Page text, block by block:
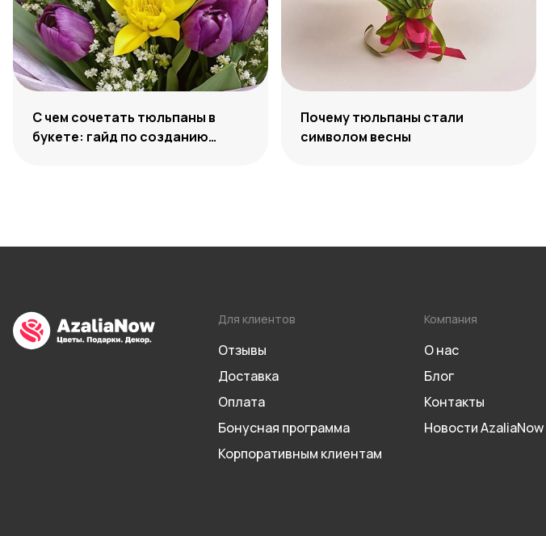
С чем сочетать тюльпаны в
букете: гайд по созданию
Почему тюльпаны стали
символом весны
Для клиентов
Отзывы
Доставка
Оплата
Бонусная программа
Корпоративным клиентам
Компания
О нас
Блог
Контакты
Новости AzaliaNow